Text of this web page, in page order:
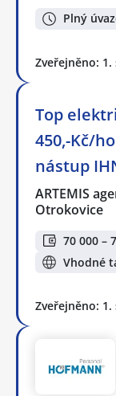
Plný
Zveřejněno: 1.
Top
450,-Kč/
nástup
ARTEMIS
Otrokovice
70 000 –
Vhodné
Zveřejněno: 1.